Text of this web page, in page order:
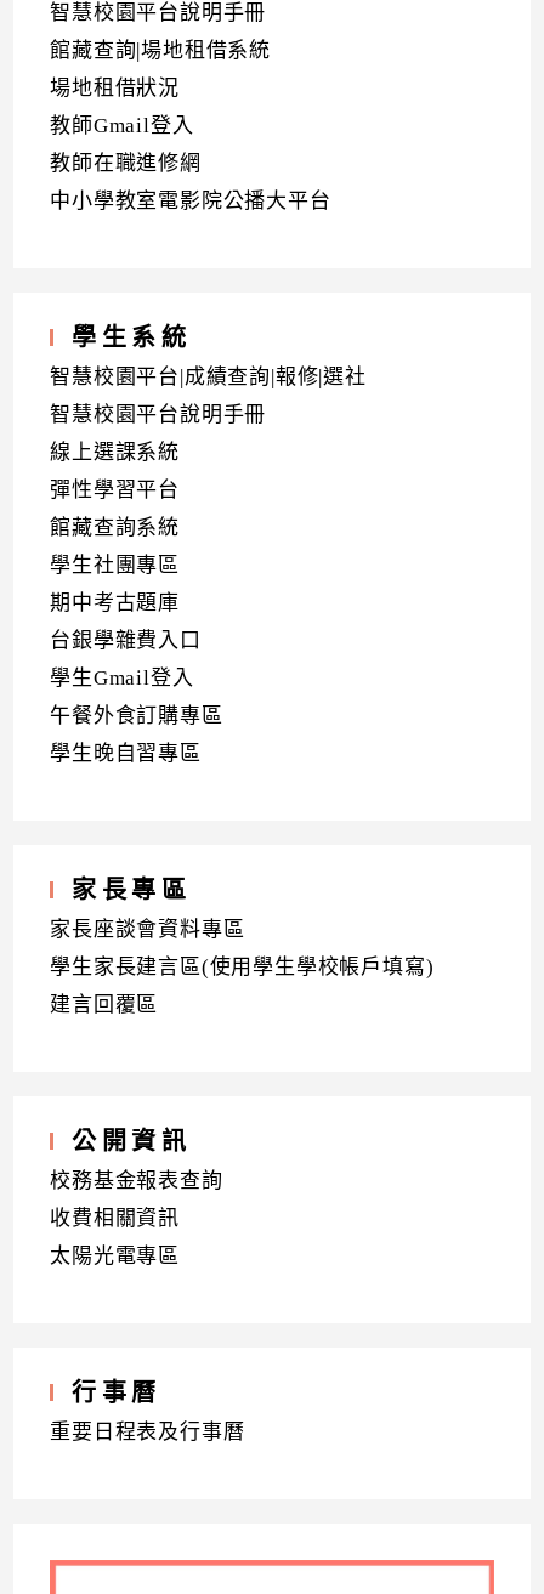
智慧校園平台說明手冊
館藏查詢|場地租借系統
場地租借狀況
教師Gmail登入
教師在職進修網
中小學教室電影院公播大平台
學生系統
智慧校園平台|成績查詢|報修|選社
智慧校園平台說明手冊
線上選課系統
彈性學習平台
館藏查詢系統
學生社團專區
期中考古題庫
台銀學雜費入口
學生Gmail登入
午餐外食訂購專區
學生晚自習專區
家長專區
家長座談會資料專區
學生家長建言區(使用學生學校帳戶填寫)
建言回覆區
公開資訊
校務基金報表查詢
收費相關資訊
太陽光電專區
行事曆
重要日程表及行事曆